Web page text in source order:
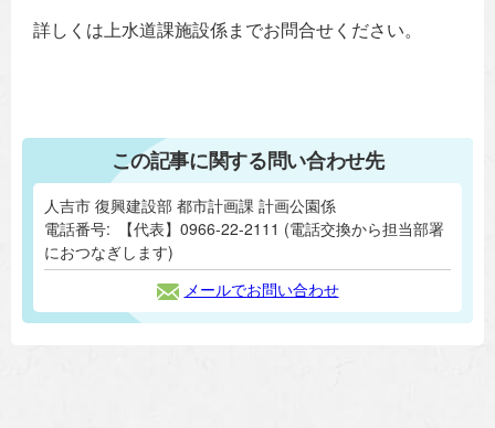
詳しくは上水道課施設係までお問合せください。
この記事に関する問い合わせ先
人吉市 復興建設部 都市計画課 計画公園係
電話番号:
【代表】0966-22-2111 (電話交換から担当部署
におつなぎします)
メールでお問い合わせ